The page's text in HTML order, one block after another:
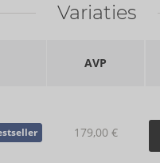
Variaties
AVP
179,00 €